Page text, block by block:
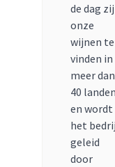
de dag
onze
wijnen te
vinden in
meer dan
40 landen
en wordt
het
geleid
door